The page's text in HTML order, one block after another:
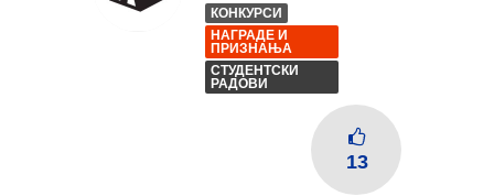
КОНКУРСИ
НАГРАДЕ И
ПРИЗНАЊА
СТУДЕНТСКИ
РАДОВИ
13